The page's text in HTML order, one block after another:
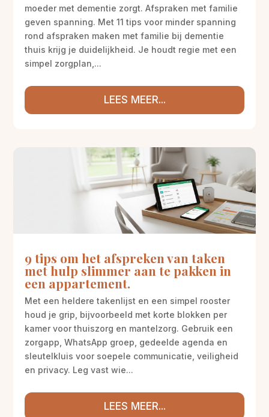
moeder met dementie zorgt. Afspraken met familie
geven spanning. Met 11 tips voor minder spanning
rond afspraken maken met familie bij dementie
thuis krijg je duidelijkheid. Je houdt regie met een
simpel zorgplan,...
LEES MEER...
9 tips om het afspreken van taken
met hulp slimmer aan te pakken in
een appartement.
Met een heldere takenlijst en een simpel rooster
houd je grip, bijvoorbeeld met korte blokken per
kamer voor thuiszorg en mantelzorg. Gebruik een
zorgapp, WhatsApp groep, gedeelde agenda en
sleutelkluis voor soepele communicatie, veiligheid
en privacy. Leg vast wie...
LEES MEER...